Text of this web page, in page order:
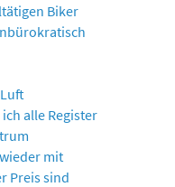
Biker
alle Register
mit
Preis sind